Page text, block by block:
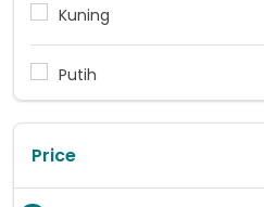
Kuning
Putih
Price